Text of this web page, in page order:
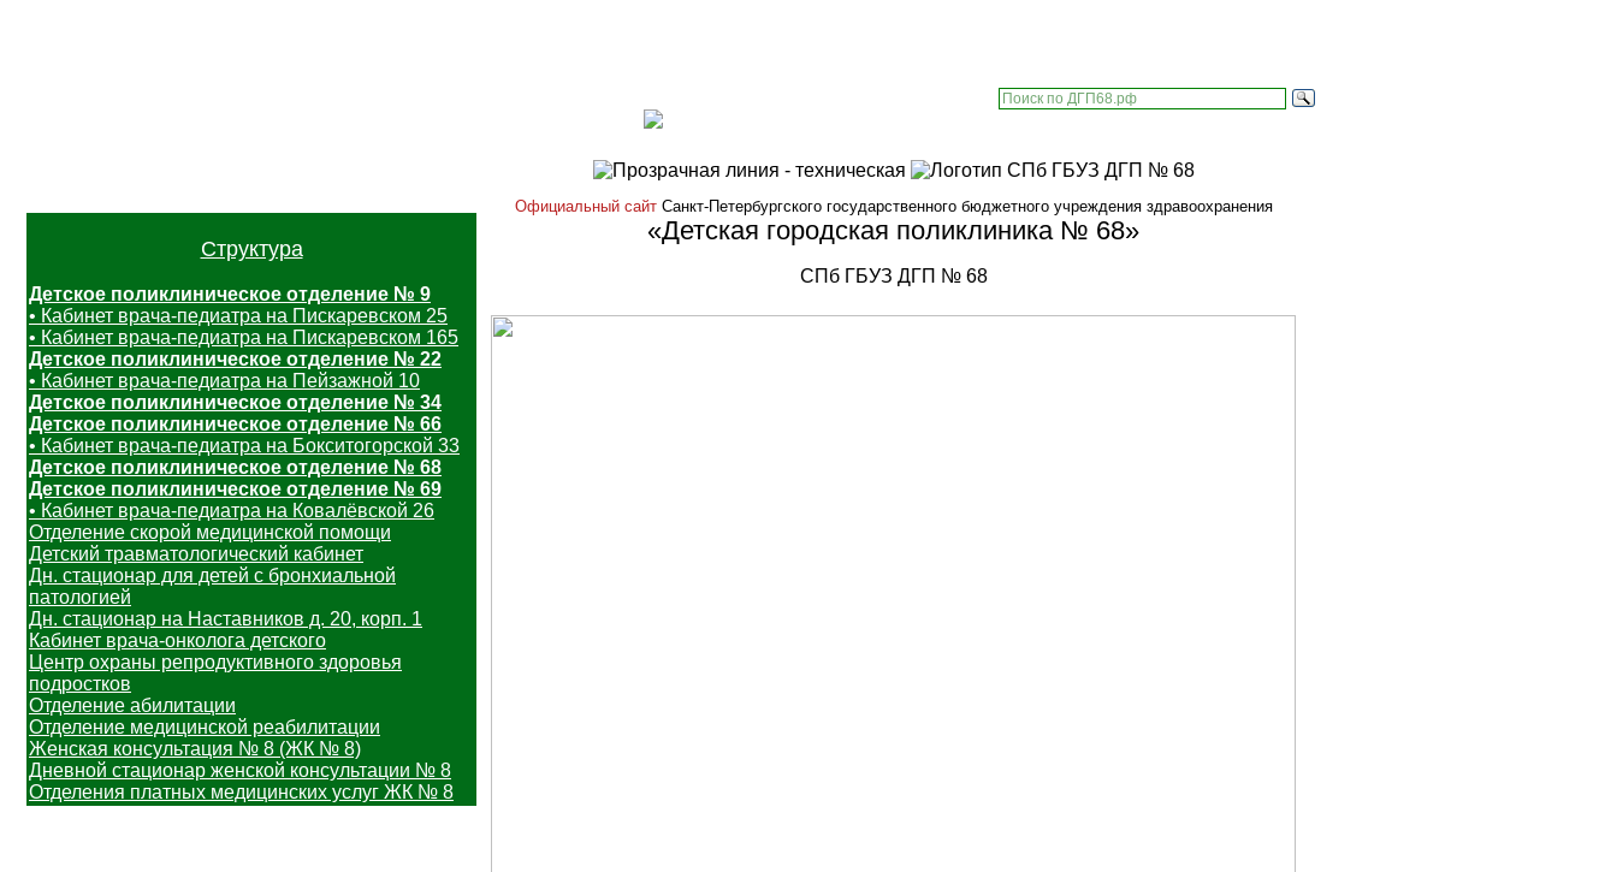
Структура
Детское поликлиническое отделение № 9
• Кабинет врача-педиатра на Пискаревском 25
• Кабинет врача-педиатра на Пискаревском 165
Детское поликлиническое отделение № 22
• Кабинет врача-педиатра на Пейзажной 10
Детское поликлиническое отделение № 34
Детское поликлиническое отделение № 66
• Кабинет врача-педиатра на Бокситогорской 33
Детское поликлиническое отделение № 68
Детское поликлиническое отделение № 69
• Кабинет врача-педиатра на Ковалёвской 26
Отделение скорой медицинской помощи
Детский травматологический кабинет
Дн. стационар для детей с бронхиальной
патологией
Дн. стационар на Наставников д. 20, корп. 1
Кабинет врача-онколога детского
Центр охраны репродуктивного здоровья
подростков
Отделение абилитации
Отделение медицинской реабилитации
Женская консультация № 8 (ЖК № 8)
Дневной стационар женской консультации № 8
Отделения платных медицинских услуг ЖК № 8
Официальный сайтСанкт-Петербургского государственного бюджетного учреждения здравоохранения
«Детская городская поликлиника № 68»
СПб ГБУЗ ДГП № 68